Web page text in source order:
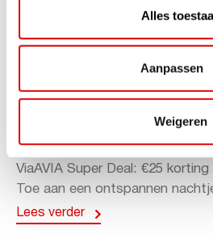
Alles
Aanpassen
Weigeren
ViaAVIA Super Deal:
ViaAVIA Super Deal: €25
Toe aan een ontspannen
Lees verder